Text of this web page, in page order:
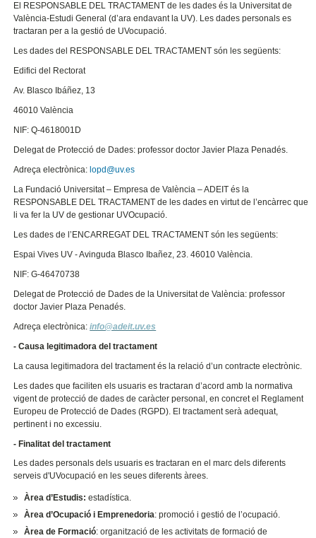
El RESPONSABLE DEL TRACTAMENT de les dades és la Universitat de
València-Estudi General (d’ara endavant la UV). Les dades personals es
tractaran per a la gestió de UVocupació.
Les dades del RESPONSABLE DEL TRACTAMENT són les següents:
Edifici del Rectorat
Av. Blasco Ibáñez, 13
46010 València
NIF: Q-4618001D
Delegat de Protecció de Dades: professor doctor Javier Plaza Penadés.
Adreça electrònica: lopd@uv.es
La Fundació Universitat – Empresa de València – ADEIT és la
RESPONSABLE DEL TRACTAMENT de les dades en virtut de l’encàrrec que
li va fer la UV de gestionar UVOcupació.
Les dades de l’ENCARREGAT DEL TRACTAMENT són les següents:
Espai Vives UV - Avinguda Blasco Ibañez, 23. 46010 València.
NIF: G-46470738
Delegat de Protecció de Dades de la Universitat de València: professor
doctor Javier Plaza Penadés.
Adreça electrònica:info@adeit.uv.es
- Causa legitimadora del tractament
La causa legitimadora del tractament és la relació d’un contracte electrònic.
Les dades que faciliten els usuaris es tractaran d’acord amb la normativa
vigent de protecció de dades de caràcter personal, en concret el Reglament
Europeu de Protecció de Dades (RGPD). El tractament serà adequat,
pertinent i no excessiu.
- Finalitat del tractament
Les dades personals dels usuaris es tractaran en el marc dels diferents
serveis d'UVocupació en les seues diferents àrees.
Àrea d’Estudis:estadística.
Àrea d’Ocupació i Emprenedoria: promoció i gestió de l’ocupació.
Àrea de Formació: organització de les activitats de formació de